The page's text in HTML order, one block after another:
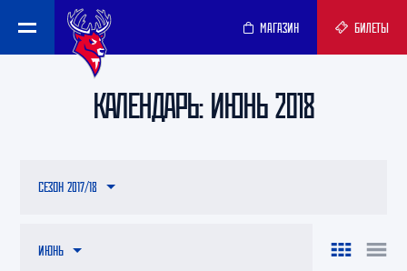
МАГАЗИН БИЛЕТЫ
КАЛЕНДАРЬ: ИЮНЬ 2018
ИЮНЬ
СЕЗОН 2017/18